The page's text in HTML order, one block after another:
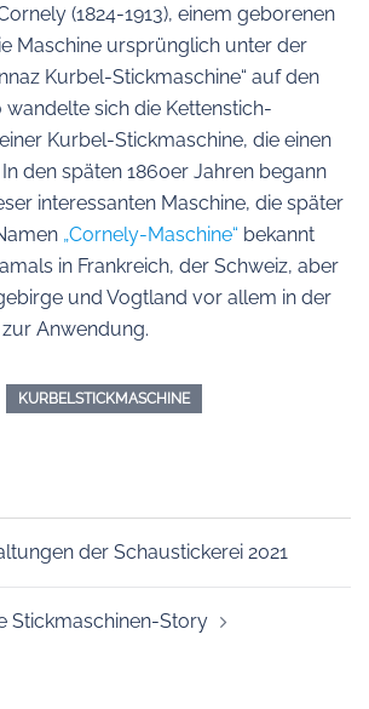
(1824-1913), einem geborenen
Maschine ursprünglich unter der
Kurbel-Stickmaschine“ auf den
wandelte sich die Kettenstich-
Kurbel-Stickmaschine, die einen
den späten 1860er Jahren begann
interessanten Maschine, die später
„Cornely-Maschine“ bekannt
in Frankreich, der Schweiz, aber
und Vogtland vor allem in der
Anwendung.
KURBELSTICKMASCHINE
der Schaustickerei 2021
Stickmaschinen-Story